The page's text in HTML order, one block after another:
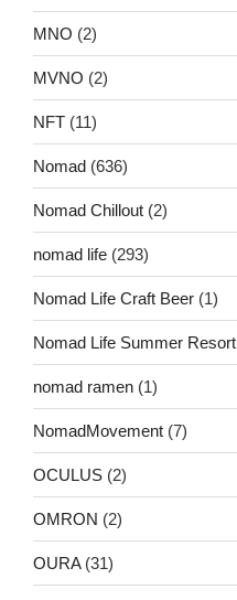
MNO (2)
MVNO (2)
NFT (11)
Nomad (636)
Nomad Chillout (2)
nomad life (293)
Nomad Life Craft Beer (1)
Nomad Life Summer Resort
nomad ramen (1)
NomadMovement (7)
OCULUS (2)
OMRON (2)
OURA(31)